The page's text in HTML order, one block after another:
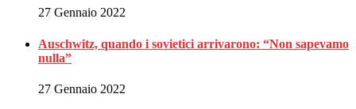
27 Gennaio 2022
Auschwitz, quando i sovietici arrivarono: “Non sapevamo
nulla”
27 Gennaio 2022